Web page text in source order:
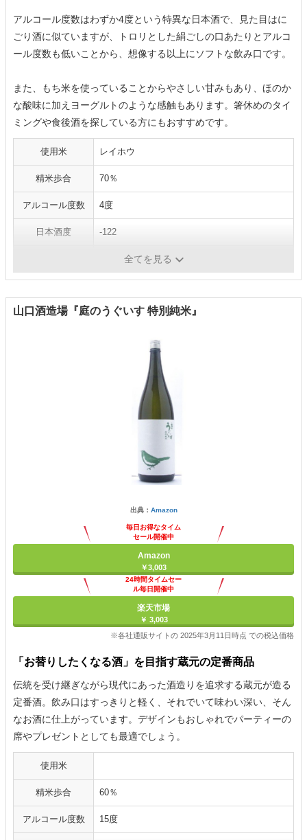
アルコール度数はわずか4度という特異な日本酒で、見た目はに
ごり酒に似ていますが、トロリとした絹ごしの口あたりとアルコ
ール度数も低いことから、想像する以上にソフトな飲み口です。
また、もち米を使っていることからやさしい甘みもあり、ほのか
な酸味に加えヨーグルトのような感触もあります。箸休めのタイ
ミングや食後酒を探している方にもおすすめです。
使用米 レイホウ
精米歩合 70％
アルコール度数 4度
日本酒度 -122
全てを見る
山口酒造場『庭のうぐいす 特別純米』
出典： Amazon
毎日お得なタイム
セール開催中
Amazon
￥3,003
24時間タイムセー
ル毎日開催中
楽天市場
￥ 3,003
※各社通販サイトの 2025年3月11日時点 での税込価格
「お替りしたくなる酒」を目指す蔵元の定番商品
伝統を受け継ぎながら現代にあった酒造りを追求する蔵元が造る
定番酒。飲み口はすっきりと軽く、それでいて味わい深い、そん
なお酒に仕上がっています。デザインもおしゃれでパーティーの
席やプレゼントとしても最適でしょう。
使用米
精米歩合 60％
アルコール度数 15度